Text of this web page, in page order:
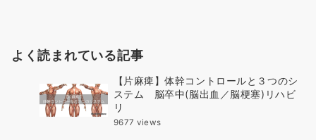
よく読まれている記事
【片麻痺】体幹コントロールと３つのシ
ステム 脳卒中(脳出血／脳梗塞)リハビ
リ
9677 views